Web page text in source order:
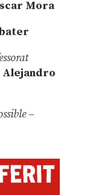
Mora
Alejandro
–